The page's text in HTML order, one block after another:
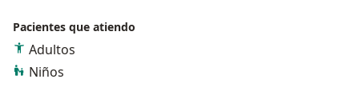
Pacientes que atiendo
Adultos
Niños